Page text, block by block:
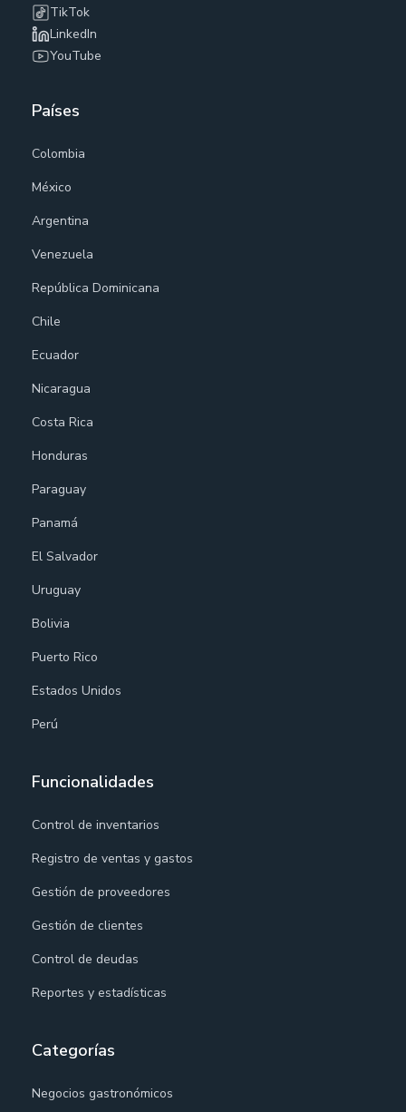
TikTok
LinkedIn
YouTube
Países
Colombia
México
Argentina
Venezuela
República Dominicana
Chile
Ecuador
Nicaragua
Costa Rica
Honduras
Paraguay
Panamá
El Salvador
Uruguay
Bolivia
Puerto Rico
Estados Unidos
Perú
Funcionalidades
Control de inventarios
Registro de ventas y gastos
Gestión de proveedores
Gestión de clientes
Control de deudas
Reportes y estadísticas
Categorías
Negocios gastronómicos